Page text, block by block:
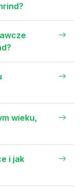
wieku,
i jak